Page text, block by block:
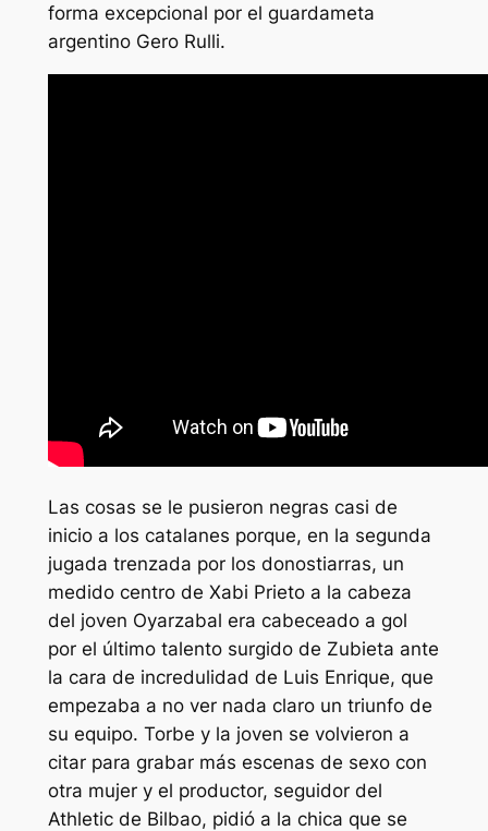
forma excepcional por el guardameta
argentino Gero Rulli.
Las cosas se le pusieron negras casi de
inicio a los catalanes porque, en la segunda
jugada trenzada por los donostiarras, un
medido centro de Xabi Prieto a la cabeza
del joven Oyarzabal era cabeceado a gol
por el último talento surgido de Zubieta ante
la cara de incredulidad de Luis Enrique, que
empezaba a no ver nada claro un triunfo de
su equipo. Torbe y la joven se volvieron a
citar para grabar más escenas de sexo con
otra mujer y el productor, seguidor del
Athletic de Bilbao, pidió a la chica que se